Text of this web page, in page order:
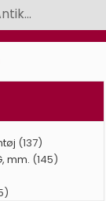
(137)
mm. (145)